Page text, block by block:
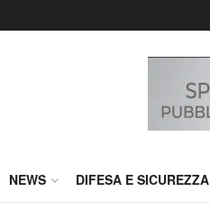
NEWS DIFESA E SICUREZZA